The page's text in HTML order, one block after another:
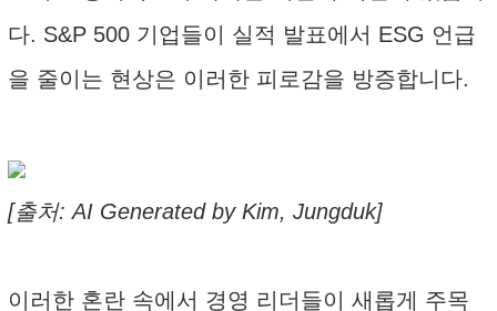
다. S&P 500 기업들이 실적 발표에서 ESG 언급
을 줄이는 현상은 이러한 피로감을 방증합니다.
[출처: AI Generated by Kim, Jungduk]
이러한 혼란 속에서 경영 리더들이 새롭게 주목